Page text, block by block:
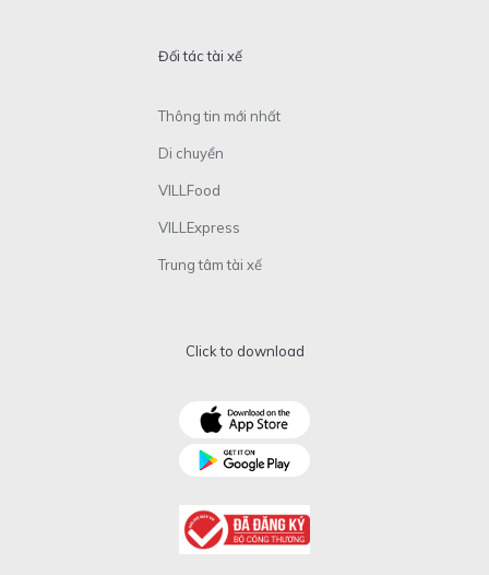
Đối tác tài xế
Thông tin mới nhất
Di chuyển
VILLFood
VILLExpress
Trung tâm tài xế
Click to download